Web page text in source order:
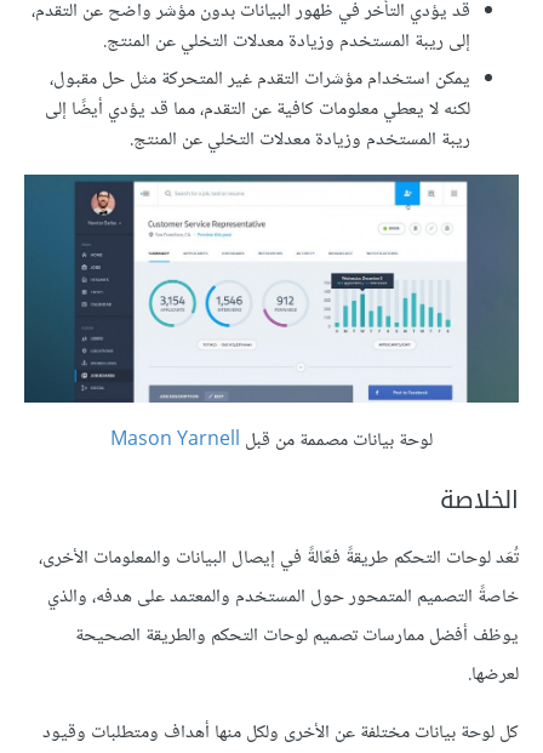
قد يؤدي التأخر في ظهور البيانات بدون مؤشر واضح عن التقدم،
إلى ريبة المستخدم وزيادة معدلات التخلي عن المنتج.
يمكن استخدام مؤشرات التقدم غير المتحركة مثل حل مقبول،
لكنه لا يعطي معلومات كافية عن التقدم، مما قد يؤدي أيضًا إلى
ريبة المستخدم وزيادة معدلات التخلي عن المنتج.
لوحة بيانات مصممة من قبل Mason Yarnell
الخلاصة
تُعَد لوحات التحكم طريقةً فعّالةً في إيصال البيانات والمعلومات الأخرى،
خاصةً التصميم المتمحور حول المستخدم والمعتمد على هدفه، والذي
يوظف أفضل ممارسات تصميم لوحات التحكم والطريقة الصحيحة
لعرضها.
كل لوحة بيانات مختلفة عن الأخرى ولكل منها أهداف ومتطلبات وقيود